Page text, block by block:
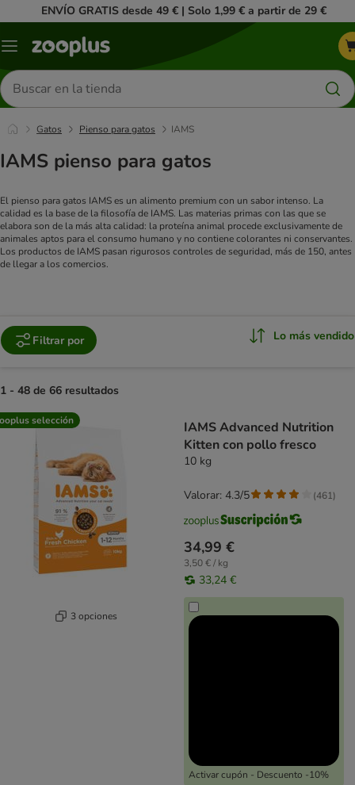
ENVÍO GRATIS desde 49 € | Solo 1,99 € a partir de 29 €
Menú
Buscar
productos
Gatos Pienso para gatos IAMS
IAMS pienso para gatos
El pienso para gatos IAMS es un alimento premium con un sabor intenso. La
calidad es la base de la filosofía de IAMS. Las materias primas con las que se
elabora son de la más alta calidad: la proteína animal procede exclusivamente de
animales aptos para el consumo humano y no contiene colorantes ni conservantes.
Los productos de IAMS pasan rigurosos controles de seguridad, más de 150, antes
de llegar a los comercios.
Filtrar por Lo más vendido
1 - 48 de 66 resultados
product items have been changed
selección
3 opciones
IAMS Advanced Nutrition
Kitten con pollo fresco
10 kg
34,99 €
3,50 € / kg
33,24 €
Activar cupón - Descuento -10%
Valorar: 4.3/5 (461)